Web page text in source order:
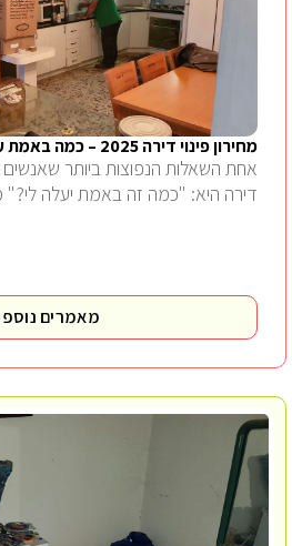
מחירון פינוי דירה 2025 – כמה באמת עולה לפנות דירה?
אחת השאלות הנפוצות ביותר שאנשים
דירה היא: "כמה זה באמת יעלה לי?"
מאמרים